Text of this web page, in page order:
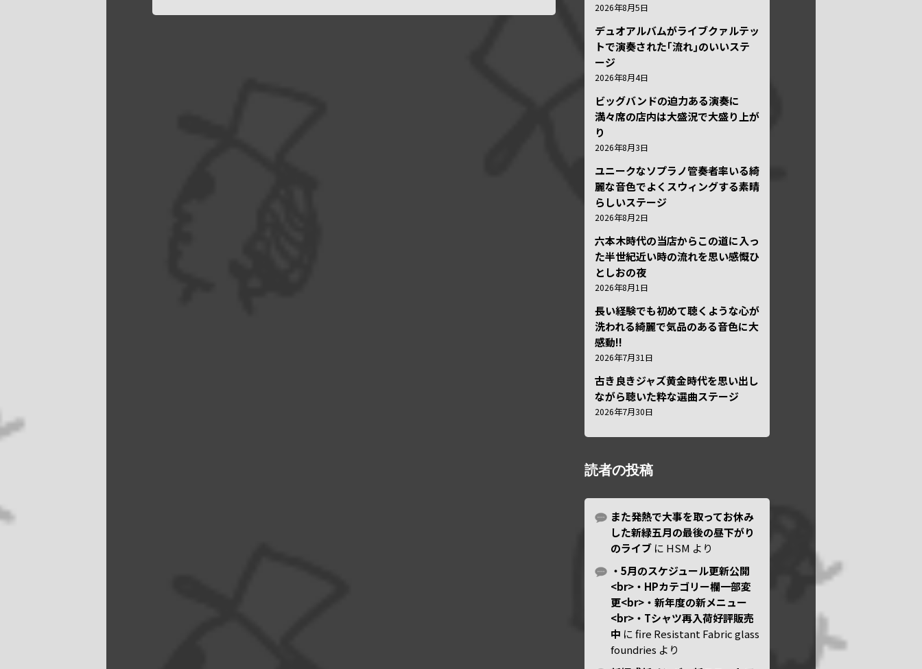
2026年8月5日
デュオアルバムがライブクァルテッ
トで演奏された｢流れ｣のいいステ
ージ
2026年8月4日
ビッグバンドの迫力ある演奏に
満々席の店内は大盛況で大盛り上が
り
2026年8月3日
ユニークなソプラノ管奏者率いる綺
麗な音色でよくスウィングする素晴
らしいステージ
2026年8月2日
六本木時代の当店からこの道に入っ
た半世紀近い時の流れを思い感慨ひ
としおの夜
2026年8月1日
長い経験でも初めて聴くような心が
洗われる綺麗で気品のある音色に大
感動!!
2026年7月31日
古き良きジャズ黄金時代を思い出し
ながら聴いた粋な選曲ステージ
2026年7月30日
読者の投稿
また発熱で大事を取ってお休み
した新緑五月の最後の昼下がり
のライブ に HSM より
・5月のスケジュール更新公開
<br>・HPカテゴリー欄一部変
更<br>・新年度の新メニュー
<br>・Tシャツ再入荷好評販売
中 にfire Resistant Fabric glass
foundries より